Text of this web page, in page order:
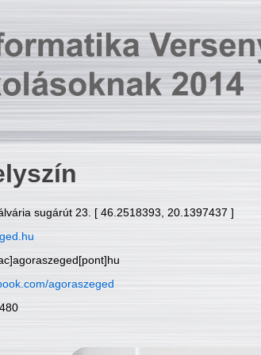
sugárút 23. [ 46.2518393, 20.1397437 ]
agoraszeged